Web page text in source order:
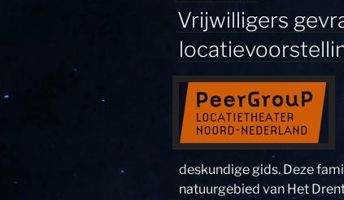
Vrijwilligers
deskundige gids. Deze
natuurgebied van Het